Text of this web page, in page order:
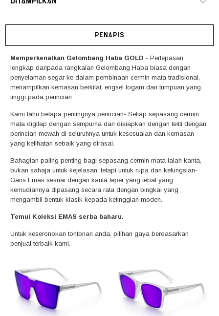
PENAPIS
Memperkenalkan Gelombang Haba GOLD - Perlepasan
lengkap daripada rangkaian Gelombang Haba biasa dengan
penyelaman segar ke dalam pembinaan cermin mata tradisional,
menampilkan kemasan berkilat, engsel logam dan tumpuan yang
tinggi pada perincian.
Kami tahu betapa pentingnya perincian- Setiap sepasang cermin
mata digilap dengan sempurna dan disiapkan dengan teliti dengan
perincian mewah di seluruhnya untuk kesesuaian dan kemasan
yang kelihatan sebaik yang dirasai.
Bahagian paling penting bagi sepasang cermin mata ialah kanta,
bukan sahaja untuk kejelasan, tetapi untuk rupa dan kefungsian-
Garis Emas sesuai dengan kanta leper yang tebal yang
kemudiannya dipasang secara rata dengan bingkai yang
mengambil bentuk klasik kepada ketinggian moden.
Temui Koleksi EMAS serba baharu.
Untuk keseronokan tontonan anda, pilihan gaya berdasarkan
penjual terbaik kami.